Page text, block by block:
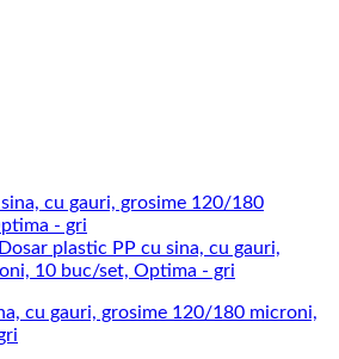
cu gauri, grosime 120/180 microni,